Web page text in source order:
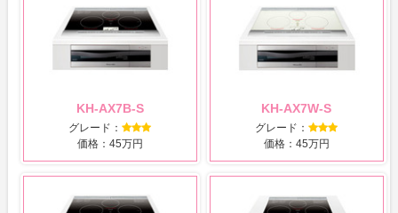
KH-AX7B-S
グレード：
価格：45万円
KH-AX7W-S
グレード：
価格：45万円